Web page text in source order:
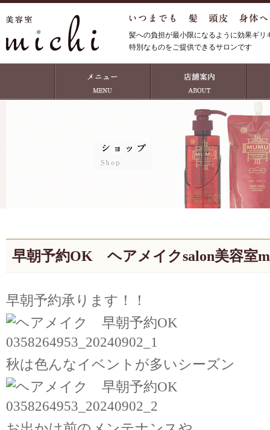
髪への負担が最小限になるように効果ギ
特別なものをご提供できるサロンです
早朝予約OK ヘアメイクsalon美容室
早朝予約承ります！！
秋は色んなイベントが多いシーズン